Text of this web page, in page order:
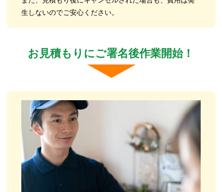
生しないのでご安心ください。
お見積もりにご署名後作業開始！